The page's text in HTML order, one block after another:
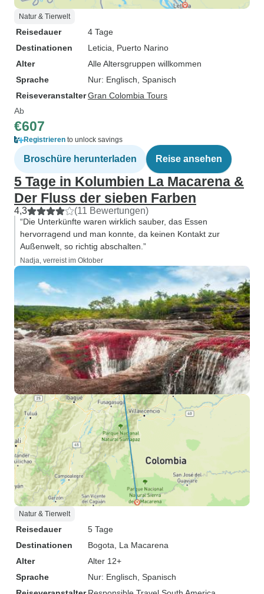
Natur & Tierwelt
Reisedauer
4 Tage
Destinationen
Leticia , Puerto Narino
Alter
Alle Altersgruppen willkommen
Sprache
Nur: Englisch, Spanisch
ReiseveranstalterGran Colombia Tours
Ab
€607
Registrieren to unlock savings
Broschüre herunterladen Reise ansehen
5 Tage in Kolumbien La Macarena &
Der Fluss der sieben Farben
4,3 (11 Bewertungen)
“Die Unterkünfte waren wirklich sauber, das Essen
hervorragend und man konnte, da keinen Kontakt zur
Außenwelt, so richtig abschalten.”
Nadja, verreist im Oktober
Natur & Tierwelt
Reisedauer
5 Tage
Destinationen
Bogota , La Macarena
Alter
Alter 12+
Sprache
Nur: Englisch, Spanisch